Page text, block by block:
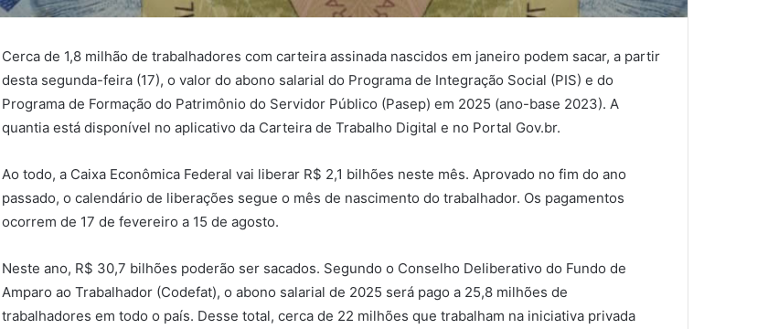
Cerca de 1,8 milhão de trabalhadores com carteira assinada nascidos em janeiro podem sacar, a partir
desta segunda-feira (17), o valor do abono salarial do Programa de Integração Social (PIS) e do
Programa de Formação do Patrimônio do Servidor Público (Pasep) em 2025 (ano-base 2023). A
quantia está disponível no aplicativo da Carteira de Trabalho Digital e no Portal Gov.br.
Ao todo, a Caixa Econômica Federal vai liberar R$ 2,1 bilhões neste mês. Aprovado no fim do ano
passado, o calendário de liberações segue o mês de nascimento do trabalhador. Os pagamentos
ocorrem de 17 de fevereiro a 15 de agosto.
Neste ano, R$ 30,7 bilhões poderão ser sacados. Segundo o Conselho Deliberativo do Fundo de
Amparo ao Trabalhador (Codefat), o abono salarial de 2025 será pago a 25,8 milhões de
trabalhadores em todo o país. Desse total, cerca de 22 milhões que trabalham na iniciativa privada